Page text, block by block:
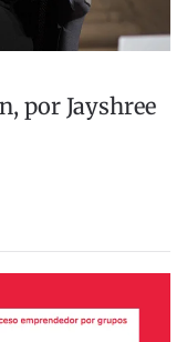
por Jayshree